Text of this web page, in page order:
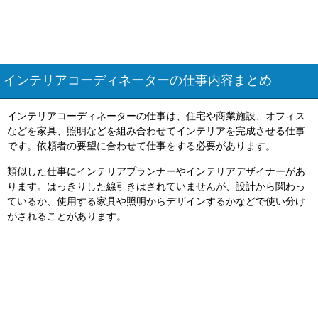
インテリアコーディネーターの仕事内容まとめ
インテリアコーディネーターの仕事は、住宅や商業施設、オフィス
などを家具、照明などを組み合わせてインテリアを完成させる仕事
です。依頼者の要望に合わせて仕事をする必要があります。
類似した仕事にインテリアプランナーやインテリアデザイナーがあ
ります。はっきりした線引きはされていませんが、設計から関わっ
ているか、使用する家具や照明からデザインするかなどで使い分け
がされることがあります。